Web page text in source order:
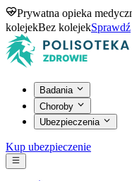
Prywatna opieka
kolejekBez kolejekSprawdź
Badania
Choroby
Ubezpieczenia
Kup ubezpieczenie